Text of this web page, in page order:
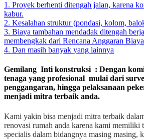
1. Proyek berhenti ditengah jalan, karena
kabur.
2. Kesalahan struktur (pondasi, kolom,
3. Biaya tambahan mendadak ditengah
membengkak dari Rencana Anggaran Biaya
4. Dan masih banyak yang lainnya
Gemilang Inti konstruksi : Dengan
tenaga yang profesional mulai dari
penggangaran, hingga pelaksanaan
menjadi mitra terbaik anda.
Kami yakin bisa menjadi mitra terbaik
renovasi rumah anda karena kami memiliki
specialis dalam bidangnya masing masing,